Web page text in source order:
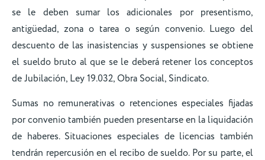
se le deben sumar los adicionales por presentismo,
antigüedad, zona o tarea o según convenio. Luego del
descuento de las inasistencias y suspensiones se obtiene
el sueldo bruto al que se le deberá retener los conceptos
de Jubilación, Ley 19.032, Obra Social, Sindicato.
Sumas no remunerativas o retenciones especiales fijadas
por convenio también pueden presentarse en la liquidación
de haberes. Situaciones especiales de licencias también
tendrán repercusión en el recibo de sueldo. Por su parte, el